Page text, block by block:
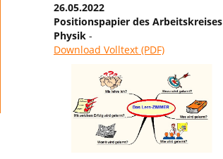
26.05.2022
Positionspapier des Arbeitskreises
Physik -
Download Volltext (PDF)